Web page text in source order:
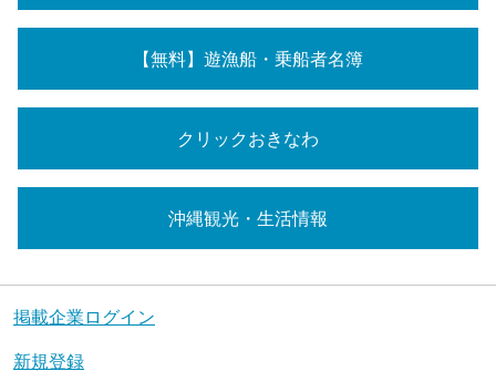
【無料】遊漁船・乗船者名簿
クリックおきなわ
沖縄観光・生活情報
掲載企業ログイン
新規登録